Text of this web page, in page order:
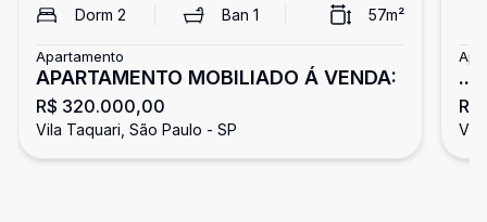
Dorm 2 Ban 1 57m²
Apartamento
APARTAMENTO MOBILIADO Á VENDA:
R$ 320.000,00
Vila Taquari, São Paulo - SP
...